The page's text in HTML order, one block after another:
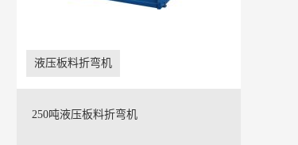
液压板料折弯机
250吨液压板料折弯机